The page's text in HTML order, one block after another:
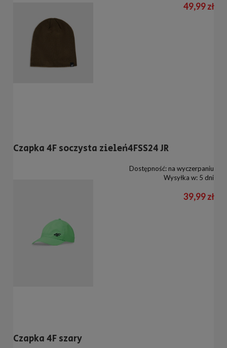
49,99 zł
Czapka 4F soczysta zieleń4FSS24 JR
Dostępność: na wyczerpaniu
Wysyłka w: 5 dni
39,99 zł
Czapka 4F szary